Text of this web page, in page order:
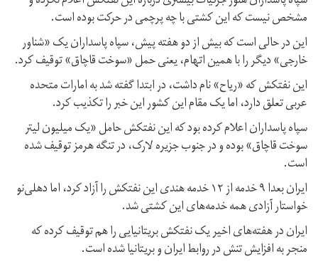
مشخص نیست که این کشتی با چه پرچمی در حرکت بوده است.
این در حالی است که بیش از دو هفته پیش، سپاه پاسداران یک «شناور
خارجی» دیگر را با همین اتهام، یعنی حمل «سوخت قاچاق» توقیف کرد.
این نفتکش که «ریاح» نام داشت، در ابتدا گفته شد به امارات متحده
عربی تعلق دارد، اما یک مقام این کشور این خبر را تکذیب کرد.
سپاه پاسداران اعلام کرده بود که این نفتکش حامل «یک میلیون لیتر
سوخت قاچاق» بوده و در جنوب جزیره لارک، در تنگه هرمز توقیف شده
است.
ایران بعدا ۹ خدمه از ۱۲ خدمه هندی این نفتکش را آزاد کرد، اما دهلی‌نو
خواستار آزادی همه خدمه‌های این کشتی شد.
ایران در هفته‌های اخیر یک نفتکش بریتانیایی را هم توقیف کرده که
منجر به افزایش تنش در روابط ایران و بریتانیا شده است.